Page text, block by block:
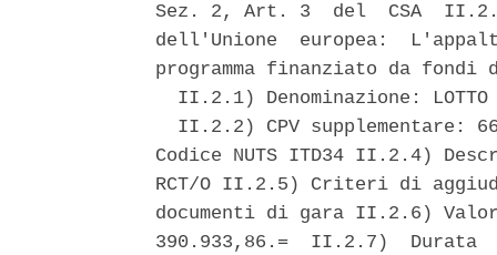
Sez. 2, Art. 3  del  CSA
dell'Unione  europea:
programma finanziato da fondi
II.2.1) Denominazione:
II.2.2) CPV supplementare:
Codice NUTS ITD34 II.2.4)
RCT/O II.2.5) Criteri di
documenti di gara II.2.6)
390.933,86.=  II.2.7)